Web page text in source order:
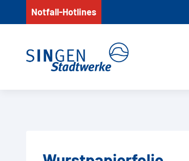
Notfall-Hotlines